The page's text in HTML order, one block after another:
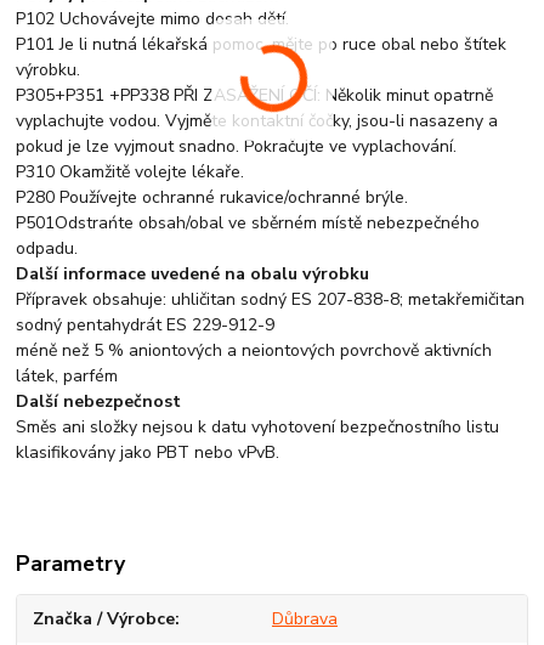
P102 Uchovávejte mimo dosah dětí.
P101 Je li nutná lékařská pomoc, mějte po ruce obal nebo štítek
výrobku.
P305+P351 +PP338 PŘI ZASAŽENÍ OČÍ: Několik minut opatrně
vyplachujte vodou. Vyjměte kontaktní čočky, jsou-li nasazeny a
pokud je lze vyjmout snadno. Pokračujte ve vyplachování.
P310 Okamžitě volejte lékaře.
P280 Používejte ochranné rukavice/ochranné brýle.
P501Odstrańte obsah/obal ve sběrném místě nebezpečného
odpadu.
Další informace uvedené na obalu výrobku
Přípravek obsahuje: uhličitan sodný ES 207-838-8; metakřemičitan
sodný pentahydrát ES 229-912-9
méně než 5 % aniontových a neiontových povrchově aktivních
látek, parfém
Další nebezpečnost
Směs ani složky nejsou k datu vyhotovení bezpečnostního listu
klasifikovány jako PBT nebo vPvB.
Parametry
Značka / Výrobce Důbrava